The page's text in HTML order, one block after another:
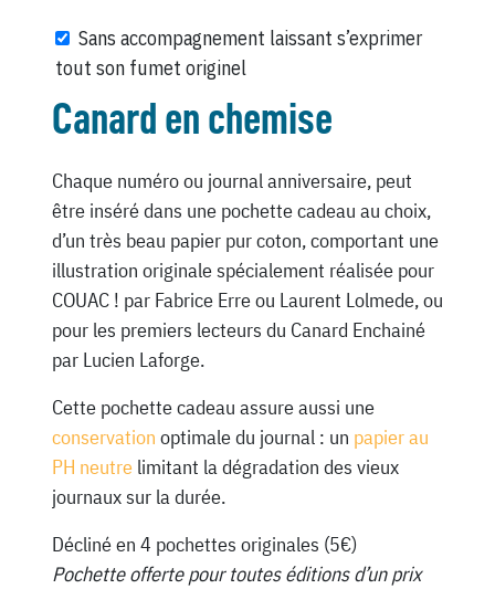
Sans accompagnement laissant s’exprimer
tout son fumet originel
Canard en chemise
Chaque numéro ou journal anniversaire, peut
être inséré dans une pochette cadeau au choix,
d’un très beau papier pur coton, comportant une
illustration originale spécialement réalisée pour
COUAC ! par Fabrice Erre ou Laurent Lolmede, ou
pour les premiers lecteurs du Canard Enchainé
par Lucien Laforge.
Cette pochette cadeau assure aussi une
conservation optimale du journal : un papier au
PH neutrelimitant la dégradation des vieux
journaux sur la durée.
Décliné en 4 pochettes originales (5€)
Pochette offerte pour toutes éditions d’un prix